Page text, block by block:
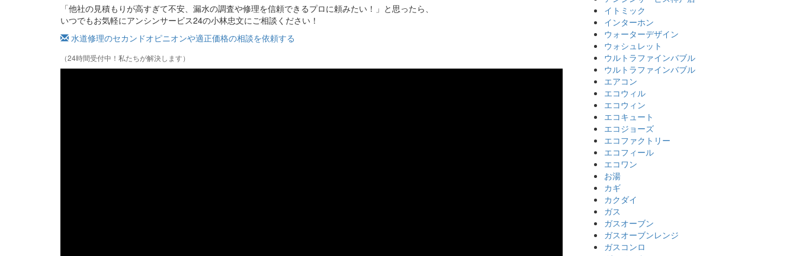
「他社の見積もりが高すぎて不安、漏水の調査や修理を信頼できるプロに頼みたい！」と思ったら、
いつでもお気軽にアンシンサービス24の小林忠文にご相談ください！
水道修理のセカンドオピニオンや適正価格の相談を依頼する
（24時間受付中！私たちが解決します）
イトミック
インターホン
ウォーターデザイン
ウォシュレット
ウルトラファインバブル
ウルトラファインバブル
エアコン
エコウィル
エコウィン
エコキュート
エコジョーズ
エコファクトリー
エコフィール
エコワン
お湯
カギ
カクダイ
ガス
ガスオーブン
ガスオーブンレンジ
ガスコンロ